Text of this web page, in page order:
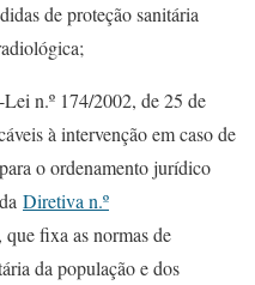
de proteção sanitária
n.º 174/2002, de 25 de
à intervenção em caso de
o ordenamento jurídico
Diretiva n.º
que fixa as normas de
da população e dos